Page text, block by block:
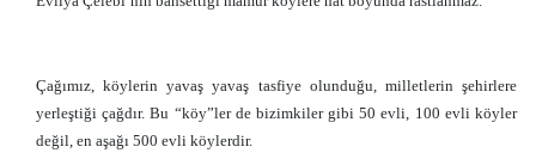
Çağımız, köylerin yavaş yavaş tasfiye olunduğu, milletlerin şehirlere
yerleştiği çağdır. Bu “köy”ler de bizimkiler gibi 50 evli, 100 evli köyler
değil, en aşağı 500 evli köylerdir.